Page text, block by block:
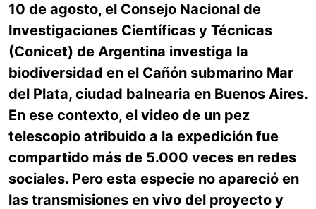
10 de agosto, el Consejo Nacional de
Investigaciones Científicas y Técnicas
(Conicet) de Argentina investiga la
biodiversidad en el Cañón submarino Mar
del Plata, ciudad balnearia en Buenos Aires.
En ese contexto, el video de un pez
telescopio atribuido a la expedición fue
compartido más de 5.000 veces en redes
sociales. Pero esta especie no apareció en
las transmisiones en vivo del proyecto y